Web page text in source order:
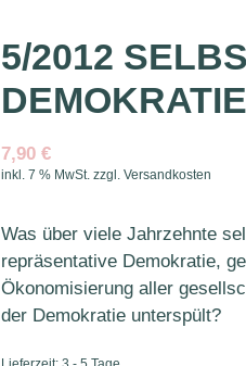
5/2012
7,90 €
inkl. 7 % MwSt. zzgl. Versandkosten
Was über viele Jahrzehnte
repräsentative Demokratie,
Ökonomisierung aller
der Demokratie unterspült?